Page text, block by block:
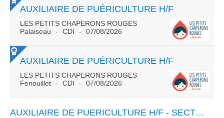
AUXILIAIRE DE PUÉRICULTURE H/F
LES PETITS CHAPERONS ROUGES
Palaiseau
CDI 07/08/2026
AUXILIAIRE DE PUÉRICULTURE H/F
LES PETITS CHAPERONS ROUGES
Fenouillet
CDI 07/08/2026
AUXILIAIRE DE PUERICULTURE H/F - SECTEUR MULHOUSE